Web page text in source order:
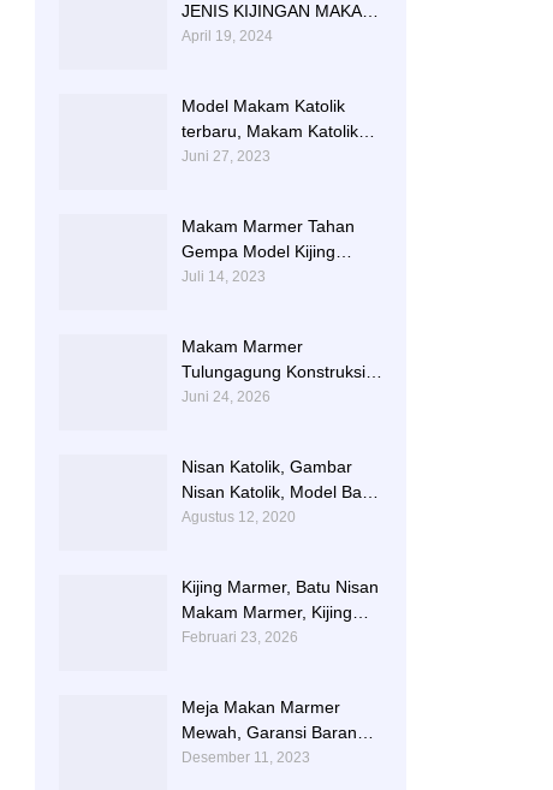
JENIS KIJINGAN MAKAM
MARMER GRANITE
April 19, 2024
Model Makam Katolik
terbaru, Makam Katolik
Granit, Contoh Makam
Juni 27, 2023
Makam Marmer Tahan
Gempa Model Kijing
Terlengkap
Juli 14, 2023
Makam Marmer
Tulungagung Konstruksi
Besi dengan Design
Juni 24, 2026
Nisan Katolik, Gambar
Nisan Katolik, Model Batu
Nisan Kristen Terbaru
Agustus 12, 2020
Kijing Marmer, Batu Nisan
Makam Marmer, Kijing
Makam Marmer Kaligrafi
Februari 23, 2026
Meja Makan Marmer
Mewah, Garansi Barang
Utuh Sampai Tempat
Desember 11, 2023